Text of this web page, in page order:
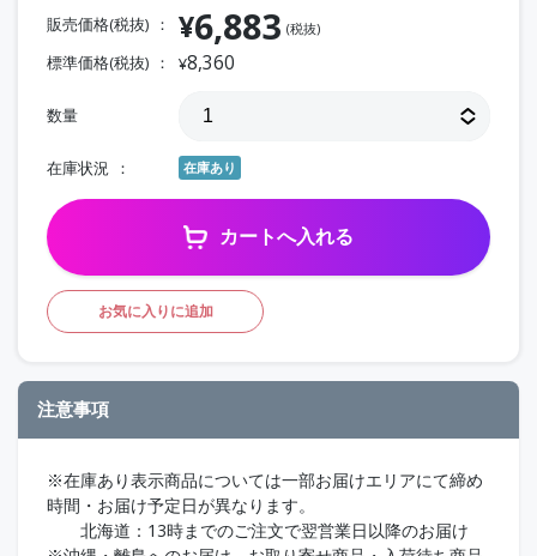
販売価格(税抜) ¥6,883 (税抜)
標準価格(税抜) ¥8,360
数量
在庫状況 在庫あり
カートへ入れる
お気に入りに追加
注意事項
※在庫あり表示商品については一部お届けエリアにて締め
時間・お届け予定日が異なります。
北海道：13時までのご注文で翌営業日以降のお届け